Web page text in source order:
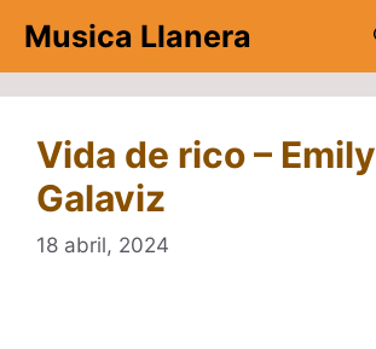
contenido
Musica Llanera
Vida de rico – Emily
Galaviz
18 abril, 2024